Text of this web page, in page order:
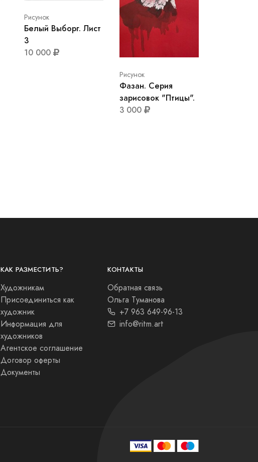
Рисунок
Белый Выборг. Лист
3
10 000
Рисунок
Фазан. Серия
зарисовок "Птицы".
3 000
КАК РАЗМЕСТИТЬ?
Художникам
Присоединиться как
художник
Информация для
художников
Агентское соглашение
Договор оферты
Документы
КОНТАКТЫ
Обратная связь
Ольга Туманова
+7 963 649-96-13
info@ritm.art